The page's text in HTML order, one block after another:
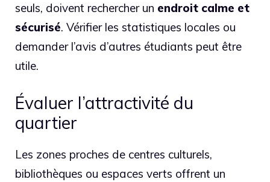
seuls, doivent rechercher un endroit calme et
sécurisé. Vérifier les statistiques locales ou
demander l’avis d’autres étudiants peut être
utile.
Évaluer l’attractivité du
quartier
Les zones proches de centres culturels,
bibliothèques ou espaces verts offrent un